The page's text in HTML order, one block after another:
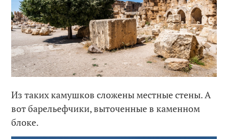
Из таких камушков сложены местные стены. А
вот барельефчики, выточенные в каменном
блоке.